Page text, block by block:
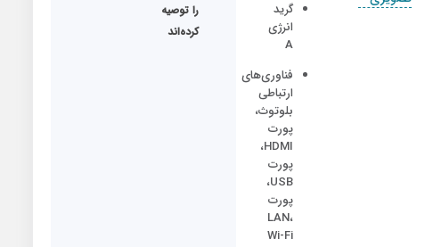
گرید
انرژی
A
فناوری‌های
ارتباطی
بلوتوث،
پورت
HDMI،
پورت
USB،
پورت
LAN،
Wi-Fi
را توصیه
کرده‌اند